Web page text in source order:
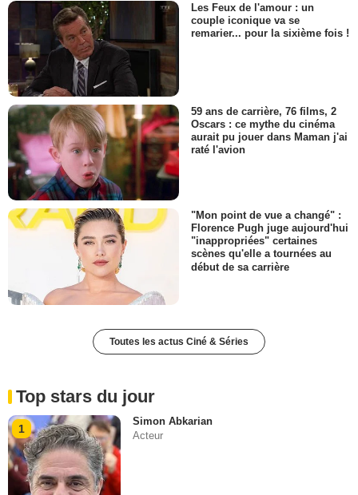
Les Feux de l'amour : un
couple iconique va se
remarier... pour la sixième fois !
59 ans de carrière, 76 films, 2
Oscars : ce mythe du cinéma
aurait pu jouer dans Maman j'ai
raté l'avion
"Mon point de vue a changé" :
Florence Pugh juge aujourd'hui
"inappropriées" certaines
scènes qu'elle a tournées au
début de sa carrière
Toutes les actus Ciné & Séries
Top stars du jour
1
Simon Abkarian
Acteur